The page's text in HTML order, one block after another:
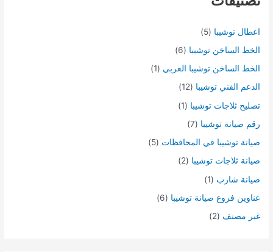
اعطال توشيبا (5)
الخط الساخن توشيبا (6)
الخط الساخن توشيبا العربي (1)
الدعم الفني توشيبا (12)
تصليح ثلاجات توشيبا (1)
رقم صيانة توشيبا (7)
صيانة توشيبا في المحافظات (5)
صيانة ثلاجات توشيبا (2)
صيانة شارب (1)
عناوين فروع صيانة توشيبا (6)
غير مصنف (2)